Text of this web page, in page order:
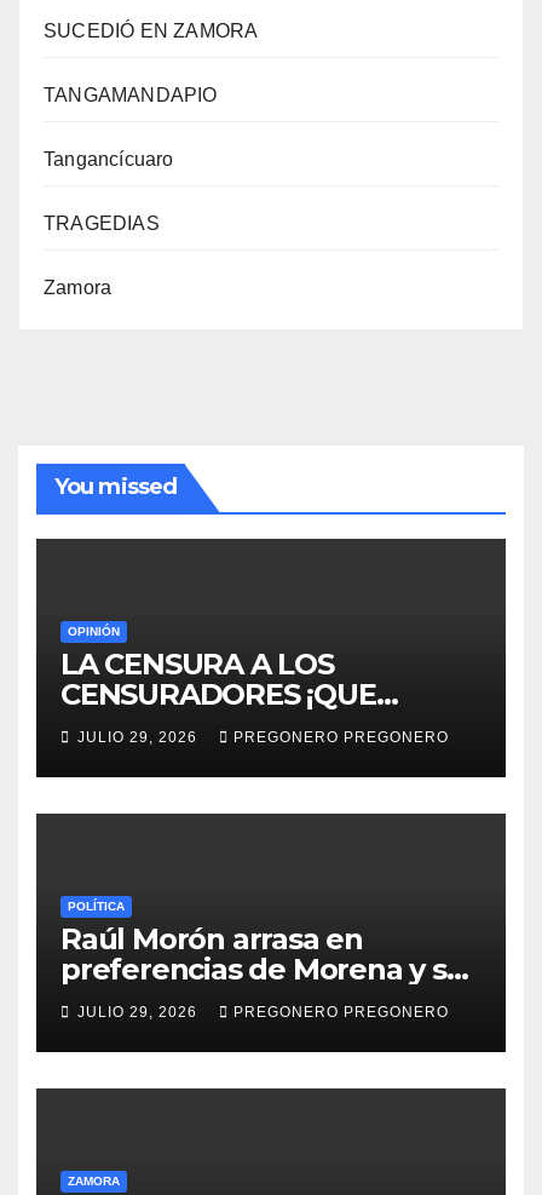
SUCEDIÓ EN ZAMORA
TANGAMANDAPIO
Tangancícuaro
TRAGEDIAS
Zamora
You missed
OPINIÓN
LA CENSURA A LOS
CENSURADORES ¡QUE
HORROR!
JULIO 29, 2026 PREGONERO PREGONERO
POLÍTICA
Raúl Morón arrasa en
preferencias de Morena y se
perfila hacia la gubernatura
de Michoacán en 2027
JULIO 29, 2026 PREGONERO PREGONERO
ZAMORA